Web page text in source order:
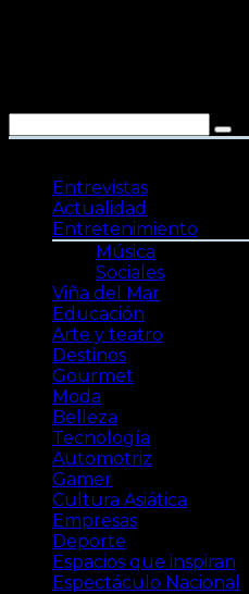
Entrevistas
Actualidad
Entretenimiento
Música
Sociales
Viña del Mar
Educación
Arte y teatro
Destinos
Gourmet
Moda
Belleza
Tecnología
Automotriz
Gamer
Cultura Asiática
Empresas
Deporte
Espacios que inspiran
Espectáculo Nacional